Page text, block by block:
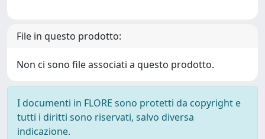
File in questo prodotto:
Non ci sono file associati a questo prodotto.
I documenti in FLORE sono protetti da copyright e
tutti i diritti sono riservati, salvo diversa
indicazione.